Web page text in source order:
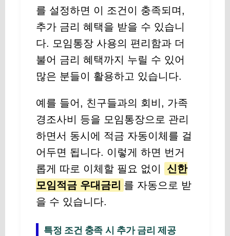
를 설정하면 이 조건이 충족되며,
추가 금리 혜택을 받을 수 있습니
다. 모임통장 사용의 편리함과 더
불어 금리 혜택까지 누릴 수 있어
많은 분들이 활용하고 있습니다.
예를 들어, 친구들과의 회비, 가족
경조사비 등을 모임통장으로 관리
하면서 동시에 적금 자동이체를 걸
어두면 됩니다. 이렇게 하면 번거
롭게 따로 이체할 필요 없이
신한
모임적금 우대금리 를 자동으로 받
을 수 있습니다.
특정 조건 충족 시 추가 금리 제공